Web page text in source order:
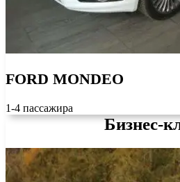
FORD MONDEO
1-4 пассажира
Бизнес-